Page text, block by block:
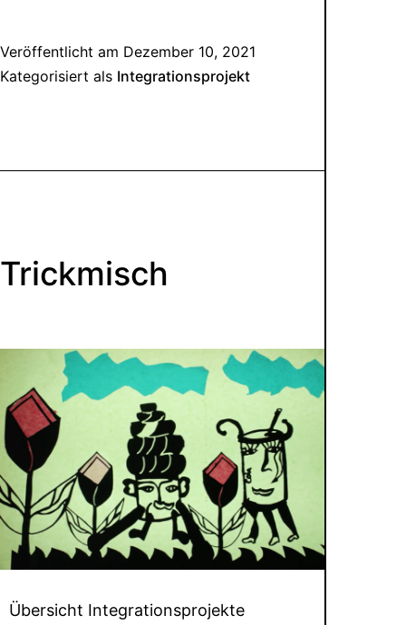
Veröffentlicht am Dezember 10, 2021
Kategorisiert als Integrationsprojekt
Trickmisch
Übersicht Integrationsprojekte